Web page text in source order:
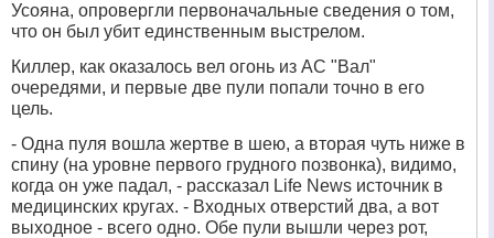
Усояна, опровергли первоначальные сведения о том,
что он был убит единственным выстрелом.
Киллер, как оказалось вел огонь из АС "Вал"
очередями, и первые две пули попали точно в его
цель.
- Одна пуля вошла жертве в шею, а вторая чуть ниже в
спину (на уровне первого грудного позвонка), видимо,
когда он уже падал, - рассказал Life News источник в
медицинских кругах. - Входных отверстий два, а вот
выходное - всего одно. Обе пули вышли через рот,